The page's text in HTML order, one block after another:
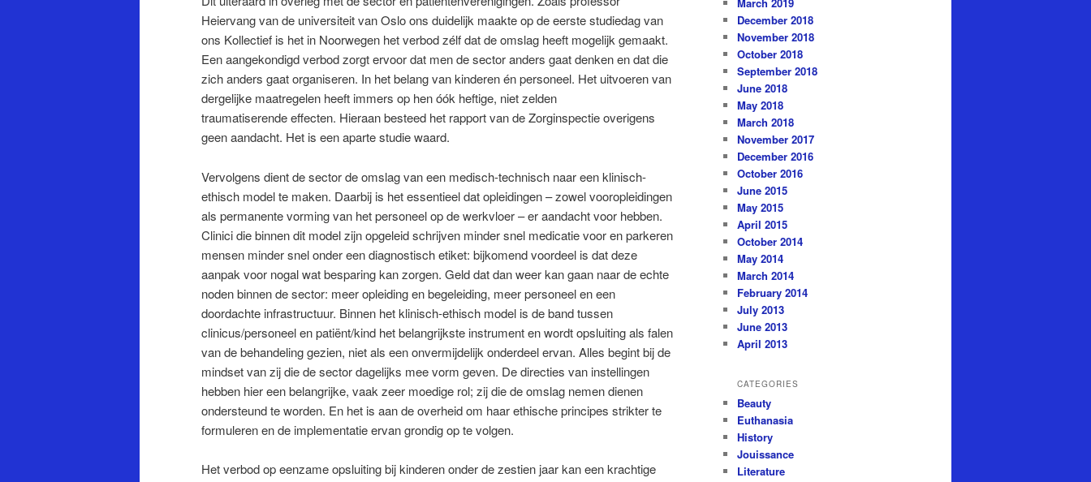
Heiervang van de universiteit van Oslo ons duidelijk maakte op de eerste studiedag van
ons Kollectief is het in Noorwegen het verbod zélf dat de omslag heeft mogelijk gemaakt.
Een aangekondigd verbod zorgt ervoor dat men de sector anders gaat denken en dat die
zich anders gaat organiseren. In het belang van kinderen én personeel. Het uitvoeren van
dergelijke maatregelen heeft immers op hen óók heftige, niet zelden
traumatiserende effecten. Hieraan besteed het rapport van de Zorginspectie overigens
geen aandacht. Het is een aparte studie waard.
Vervolgens dient de sector de omslag van een medisch-technisch naar een klinisch-
ethisch model te maken. Daarbij is het essentieel dat opleidingen – zowel vooropleidingen
als permanente vorming van het personeel op de werkvloer – er aandacht voor hebben.
Clinici die binnen dit model zijn opgeleid schrijven minder snel medicatie voor en parkeren
mensen minder snel onder een diagnostisch etiket: bijkomend voordeel is dat deze
aanpak voor nogal wat besparing kan zorgen. Geld dat dan weer kan gaan naar de echte
noden binnen de sector: meer opleiding en begeleiding, meer personeel en een
doordachte infrastructuur. Binnen het klinisch-ethisch model is de band tussen
clinicus/personeel en patiënt/kind het belangrijkste instrument en wordt opsluiting als falen
van de behandeling gezien, niet als een onvermijdelijk onderdeel ervan. Alles begint bij de
mindset van zij die de sector dagelijks mee vorm geven. De directies van instellingen
hebben hier een belangrijke, vaak zeer moedige rol; zij die de omslag nemen dienen
ondersteund te worden. En het is aan de overheid om haar ethische principes strikter te
formuleren en de implementatie ervan grondig op te volgen.
Het verbod op eenzame opsluiting bij kinderen onder de zestien jaar kan een krachtige
December 2018
November 2018
October 2018
September 2018
June 2018
May 2018
March 2018
November 2017
December 2016
October 2016
June 2015
May 2015
April 2015
October 2014
May 2014
March 2014
February 2014
July 2013
June 2013
April 2013
CATEGORIES
Beauty
Euthanasia
History
Jouissance
Literature